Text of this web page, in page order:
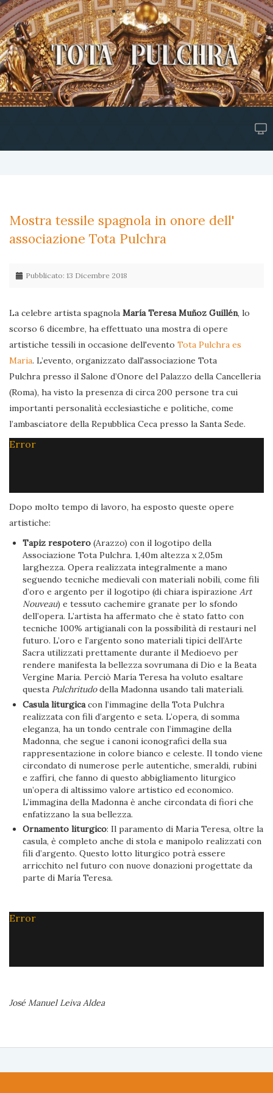
Mostra tessile spagnola in onore dell'
associazione Tota Pulchra
Pubblicato: 13 Dicembre 2018
La celebre artista spagnola María Teresa Muñoz Guillén, lo
scorso 6 dicembre, ha effettuato una mostra di opere
artistiche tessili in occasione dell'evento Tota Pulchra es
Maria. L’evento, organizzato dall'associazione Tota
Pulchra presso il Salone d’Onore del Palazzo della Cancelleria
(Roma), ha visto la presenza di circa 200 persone tra cui
importanti personalità ecclesiastiche e politiche, come
l’ambasciatore della Repubblica Ceca presso la Santa Sede.
Error
Dopo molto tempo di lavoro, ha esposto queste opere
artistiche:
Tapiz respotero (Arazzo) con il logotipo della
Associazione Tota Pulchra. 1,40m altezza x 2,05m
larghezza. Opera realizzata integralmente a mano
seguendo tecniche medievali con materiali nobili, come fili
d’oro e argento per il logotipo (di chiara ispirazioneArt
Nouveau) e tessuto cachemire granate per lo sfondo
dell’opera. L’artista ha affermato che è stato fatto con
tecniche 100% artigianali con la possibilità di restauri nel
futuro. L’oro e l’argento sono materiali tipici dell’Arte
Sacra utilizzati prettamente durante il Medioevo per
rendere manifesta la bellezza sovrumana di Dio e la Beata
Vergine Maria. Perciò María Teresa ha voluto esaltare
questa Pulchritudodella Madonna usando tali materiali.
Casula liturgicacon l’immagine della Tota Pulchra
realizzata con fili d’argento e seta. L’opera, di somma
eleganza, ha un tondo centrale con l’immagine della
Madonna, che segue i canoni iconografici della sua
rappresentazione in colore bianco e celeste. Il tondo viene
circondato di numerose perle autentiche, smeraldi, rubini
e zaffiri, che fanno di questo abbigliamento liturgico
un’opera di altissimo valore artistico ed economico.
L’immagina della Madonna è anche circondata di fiori che
enfatizzano la sua bellezza.
Ornamento liturgico: Il paramento di Maria Teresa, oltre la
casula, è completo anche di stola e manipolo realizzati con
fili d’argento. Questo lotto liturgico potrà essere
arricchito nel futuro con nuove donazioni progettate da
parte di María Teresa.
Error
José Manuel Leiva Aldea